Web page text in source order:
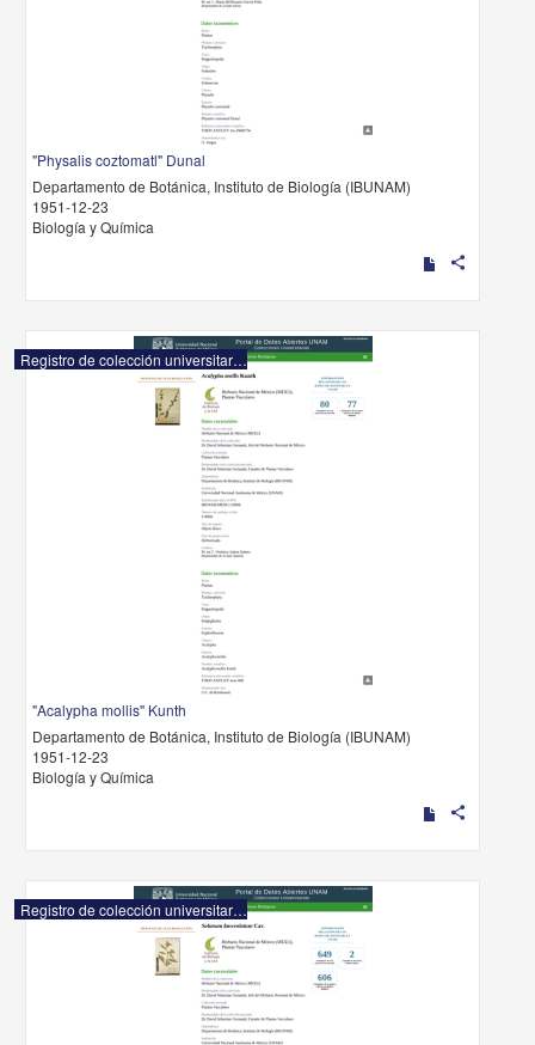
"Physalis coztomatl" Dunal
Departamento de Botánica, Instituto de Biología (IBUNAM)
1951-12-23
Biología y Química
share
Registro de colección universitaria
"Acalypha mollis" Kunth
Departamento de Botánica, Instituto de Biología (IBUNAM)
1951-12-23
Biología y Química
share
Registro de colección universitaria